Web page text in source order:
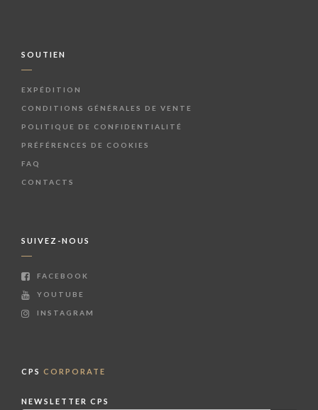
SOUTIEN
EXPÉDITION
CONDITIONS GÉNÉRALES DE VENTE
POLITIQUE DE CONFIDENTIALITÉ
PRÉFÉRENCES DE COOKIES
FAQ
CONTACTS
SUIVEZ-NOUS
FACEBOOK
YOUTUBE
INSTAGRAM
CPS CORPORATE
NEWSLETTER CPS